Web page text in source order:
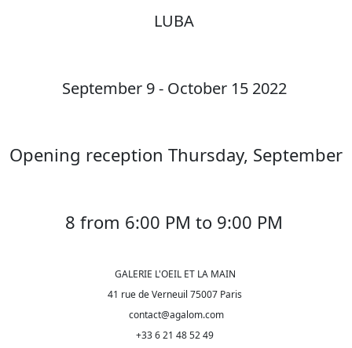
LUBA
September 9 - October 15 2022
Opening reception Thursday, September
8 from 6:00 PM to 9:00 PM
GALERIE L'OEIL ET LA MAIN
41 rue de Verneuil 75007 Paris
contact@agalom.com
+33 6 21 48 52 49